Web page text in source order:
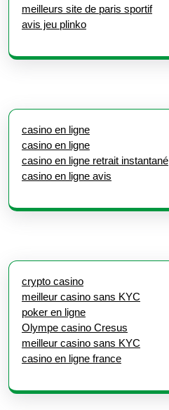
meilleurs site de paris sportif
avis jeu plinko
casino en ligne
casino en ligne
casino en ligne retrait instantané
casino en ligne avis
crypto casino
meilleur casino sans KYC
poker en ligne
Olympe casino Cresus
meilleur casino sans KYC
casino en ligne france